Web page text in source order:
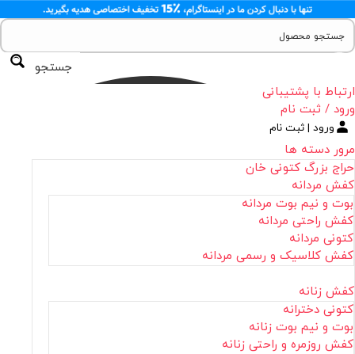
جستجو
ارتباط با پشتیبانی
ورود / ثبت نام
ورود | ثبت نام
مرور دسته ها
حراج بزرگ کتونی خان
کفش مردانه
بوت و نیم بوت مردانه
کفش راحتی مردانه
کتونی مردانه
کفش کلاسیک و رسمی مردانه
کفش زنانه
کتونی دخترانه
بوت و نیم بوت زنانه
کفش روزمره و راحتی زنانه